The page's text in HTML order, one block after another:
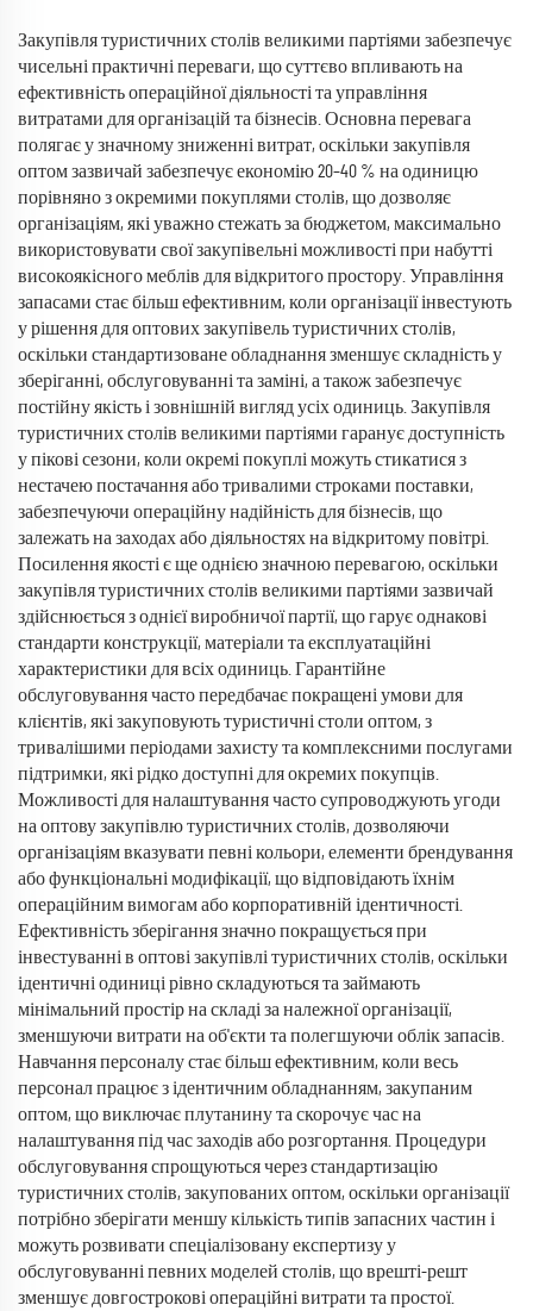
парку
Закупівля туристичних столів великими партіями забезпечує
чисельні практичні переваги, що суттєво впливають на
ефективність операційної діяльності та управління
витратами для організацій та бізнесів. Основна перевага
полягає у значному зниженні витрат, оскільки закупівля
оптом зазвичай забезпечує економію 20–40 % на одиницю
порівняно з окремими покуплями столів, що дозволяє
організаціям, які уважно стежать за бюджетом, максимально
використовувати свої закупівельні можливості при набутті
високоякісного меблів для відкритого простору. Управління
запасами стає більш ефективним, коли організації інвестують
у рішення для оптових закупівель туристичних столів,
оскільки стандартизоване обладнання зменшує складність у
зберіганні, обслуговуванні та заміні, а також забезпечує
постійну якість і зовнішній вигляд усіх одиниць. Закупівля
туристичних столів великими партіями гаранує доступність
у пікові сезони, коли окремі покуплі можуть стикатися з
нестачею постачання або тривалими строками поставки,
забезпечуючи операційну надійність для бізнесів, що
залежать на заходах або діяльностях на відкритому повітрі.
Посилення якості є ще однією значною перевагою, оскільки
закупівля туристичних столів великими партіями зазвичай
здійснюється з однієї виробничої партії, що гарує однакові
стандарти конструкції, матеріали та експлуатаційні
характеристики для всіх одиниць. Гарантійне
обслуговування часто передбачає покращені умови для
клієнтів, які закуповують туристичні столи оптом, з
тривалішими періодами захисту та комплексними послугами
підтримки, які рідко доступні для окремих покупців.
Можливості для налаштування часто супроводжують угоди
на оптову закупівлю туристичних столів, дозволяючи
організаціям вказувати певні кольори, елементи брендування
або функціональні модифікації, що відповідають їхнім
операційним вимогам або корпоративній ідентичності.
Ефективність зберігання значно покращується при
інвестуванні в оптові закупівлі туристичних столів, оскільки
ідентичні одиниці рівно складуються та займають
мінімальний простір на складі за належної організації,
зменшуючи витрати на об'єкти та полегшуючи облік запасів.
Навчання персоналу стає більш ефективним, коли весь
персонал працює з ідентичним обладнанням, закупаним
оптом, що виключає плутанину та скорочує час на
налаштування під час заходів або розгортання. Процедури
обслуговування спрощуються через стандартизацію
туристичних столів, закупованих оптом, оскільки організації
потрібно зберігати меншу кількість типів запасних частин і
можуть розвивати спеціалізовану експертизу у
обслуговуванні певних моделей столів, що врешті-решт
зменшує довгострокові операційні витрати та простої.